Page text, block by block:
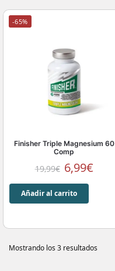
-65%
Finisher Triple Magnesium 60
Comp
19,99€ 6,99€
Añadir al carrito
Mostrando los 3 resultados